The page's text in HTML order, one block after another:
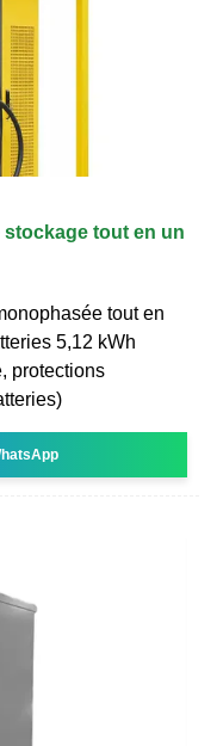
stockage tout en un
tout en
5,12 kWh
protections